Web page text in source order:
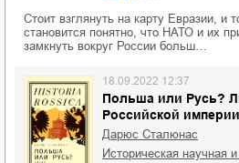
Стоит взглянуть на карту Евразии, и
становится понятно, что НАТО и их
замкнуть вокруг России больш…
Польша или Русь?
Российской империи
18.09.2022 12:37
Дарюс Сталюнас
историческая научная